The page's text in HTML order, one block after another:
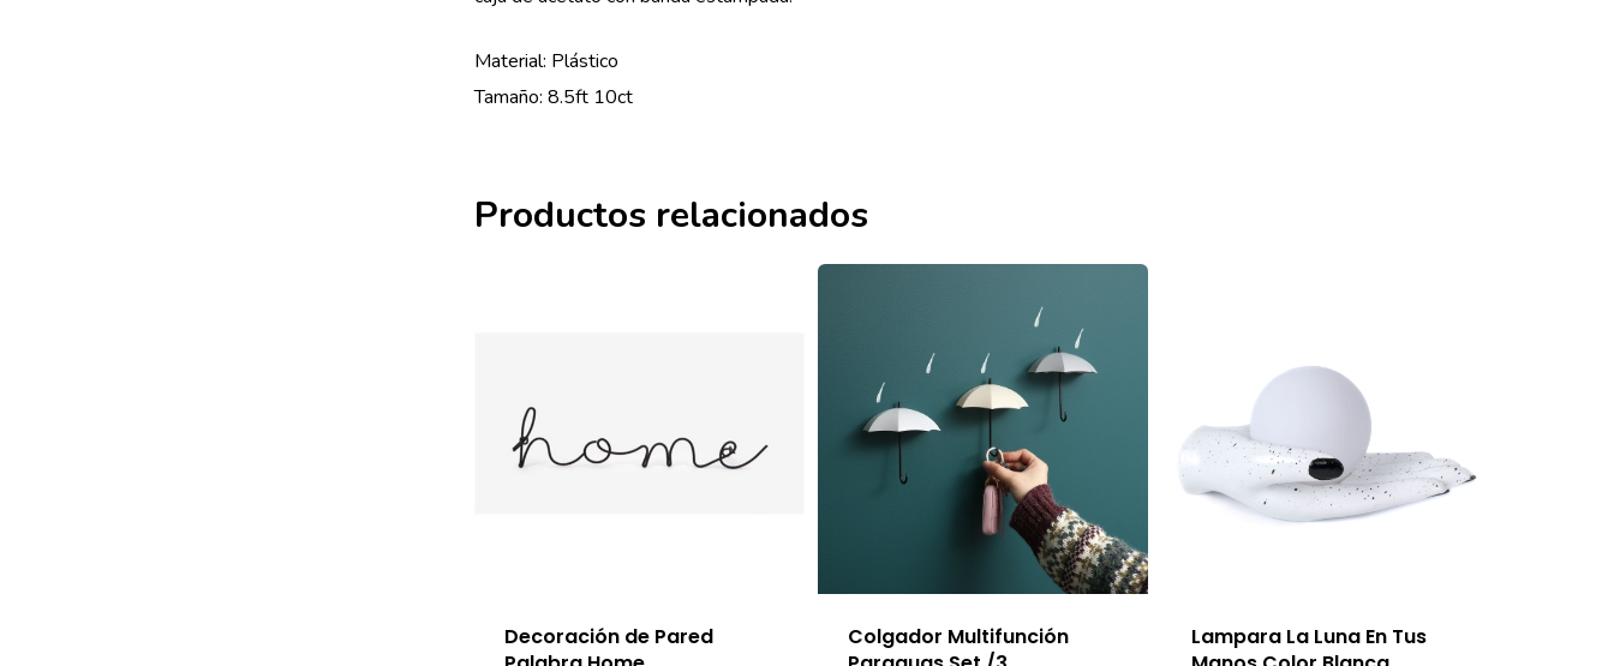
Material: Plástico
Tamaño: 8.5ft 10ct
Productos relacionados
Decoración de Pared
Colgador Multifunción
Lampara La Luna En Tus